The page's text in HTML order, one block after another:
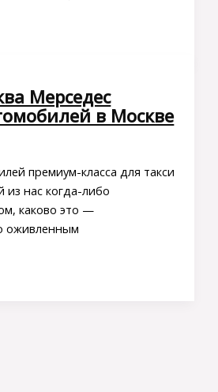
Мерседес
в Москве
премиум-класса для такси
нас когда-либо
каково это —
оживленным